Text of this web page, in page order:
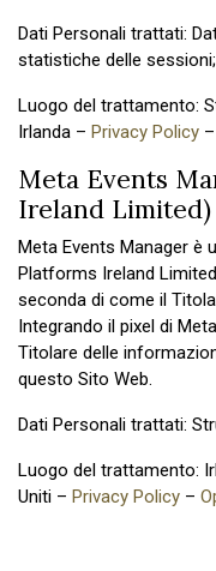
Dati Personali trattati:
statistiche delle
Luogo del trattamento:
Irlanda – Privacy Policy –
Meta Events
Ireland Limited)
Meta Events Manager è
Platforms Ireland
seconda di come il
Integrando il pixel di
Titolare delle
questo Sito Web.
Dati Personali trattati:
Luogo del trattamento:
Uniti – Privacy Policy –